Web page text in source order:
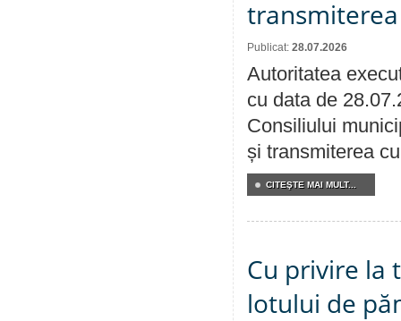
Publicat: 28.07.2026
Autoritatea
cu data de
Consiliului
și transmiterea
CITEŞTE MAI MULT...
Cu privire la
lotului de